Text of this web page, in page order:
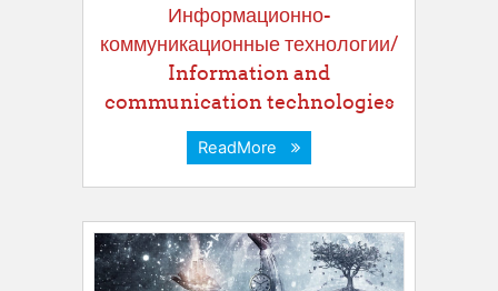
Информационно-
коммуникационные технологии/
Information and
communication technologies
ReadMore